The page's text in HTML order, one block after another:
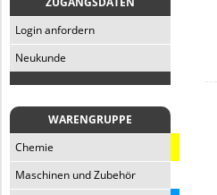
Login anfordern
Neukunde
WARENGRUPPE
Chemie
Maschinen und Zubehör